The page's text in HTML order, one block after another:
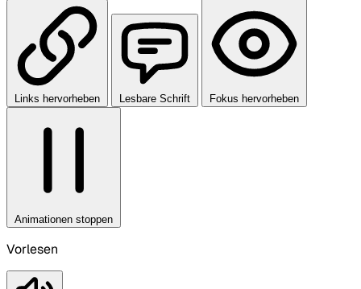
Links hervorheben Lesbare Schrift Fokus hervorheben
Animationen stoppen
Vorlesen